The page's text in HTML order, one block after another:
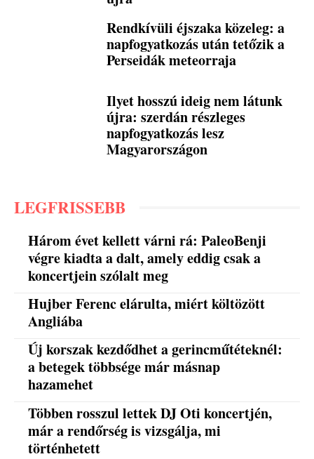
Rendkívüli éjszaka közeleg: a
napfogyatkozás után tetőzik a
Perseidák meteorraja
Ilyet hosszú ideig nem látunk
újra: szerdán részleges
napfogyatkozás lesz
Magyarországon
LEGFRISSEBB
Három évet kellett várni rá: PaleoBenji
végre kiadta a dalt, amely eddig csak a
koncertjein szólalt meg
Hujber Ferenc elárulta, miért költözött
Angliába
Új korszak kezdődhet a gerincműtéteknél:
a betegek többsége már másnap
hazamehet
Többen rosszul lettek DJ Oti koncertjén,
már a rendőrség is vizsgálja, mi
történhetett